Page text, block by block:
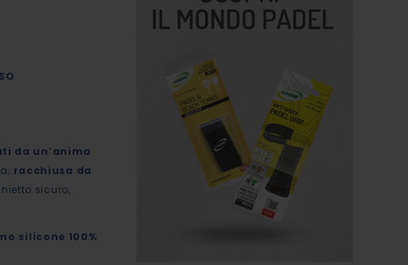
da un’anima
racchiusa da
sicuro,
silicone 100%